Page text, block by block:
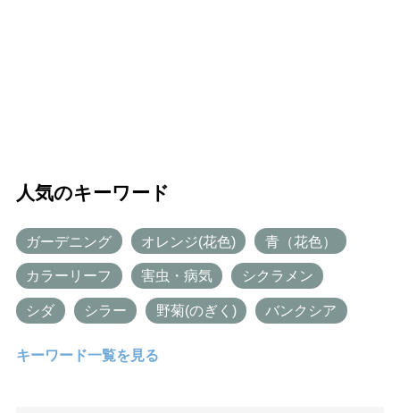
人気のキーワード
ガーデニング オレンジ(花色) 青（花色）
カラーリーフ 害虫・病気 シクラメン
シダ シラー 野菊(のぎく) バンクシア
キーワード一覧を見る